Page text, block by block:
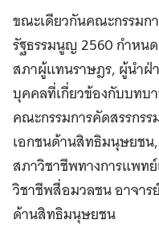
ขณะเดียวกันคณะกรรมก
รัฐธรรมนูญ 2560 กำหน
สภาผู้แทนราษฎร, ผู้นำฝ่
บุคคลที่เกี่ยวข้องกับบทบ
คณะกรรมการคัดสรรกร
เอกชนด้านสิทธิมนุษยช
สภาวิชาชีพทางการแพ
วิชาชีพสื่อมวลชน อาจา
ด้านสิทธิมนุษยชน